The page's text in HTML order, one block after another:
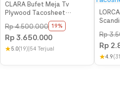
CLARA Bufet Meja Tv
Plywood Tacosheet
Rp4.500.000 19%
Rp3.650.000
★5.0(19) 54 Terjual
Rp
Rp
★4.9